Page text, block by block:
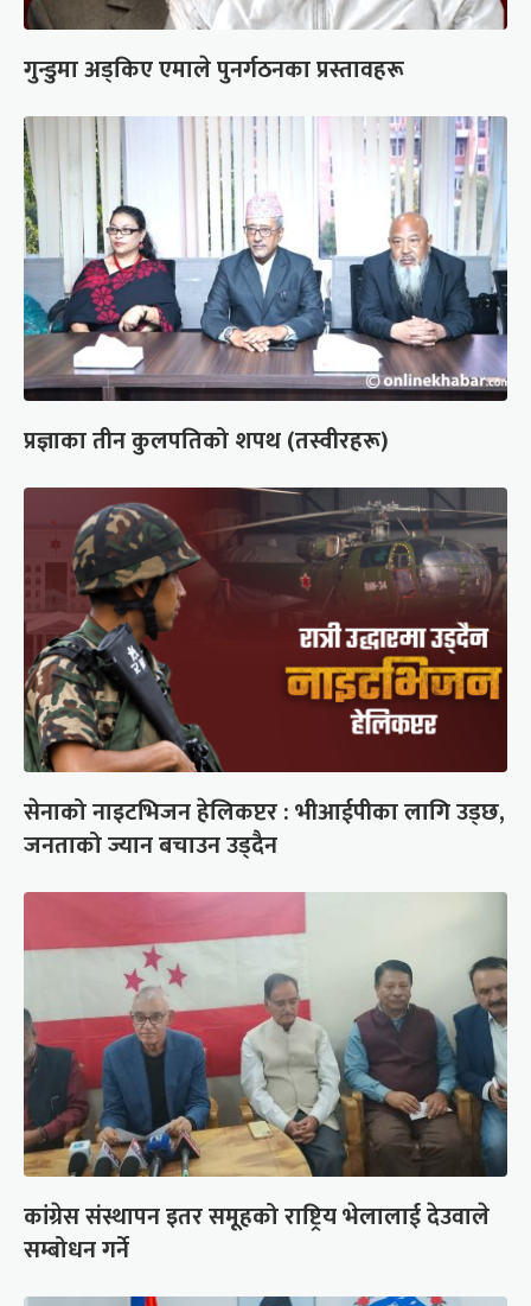
गुन्डुमा अड्किए एमाले पुनर्गठनका प्रस्तावहरू
प्रज्ञाका तीन कुलपतिको शपथ (तस्वीरहरू)
सेनाको नाइटभिजन हेलिकप्टर : भीआईपीका लागि उड्छ,
जनताको ज्यान बचाउन उड्दैन
कांग्रेस संस्थापन इतर समूहको राष्ट्रिय भेलालाई देउवाले
सम्बोधन गर्ने